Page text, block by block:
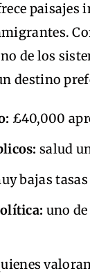
paisajes
de los
destino
£40,000
salud
bajas
uno